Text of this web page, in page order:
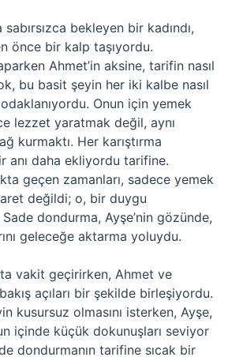
bekleyen bir kadındı,
önce bir kalp taşıyordu.
Ahmet’in aksine, tarifin nasıl
bu basit şeyin her iki kalbe nasıl
Onun için yemek
lezzet yaratmak değil, aynı
kurmaktı. Her karıştırma
anı daha ekliyordu tarifine.
geçen zamanları, sadece yemek
değildi; o, bir duygu
dondurma, Ayşe’nin gözünde,
geleceğe aktarma yoluydu.
vakit geçirirken, Ahmet ve
açıları bir şekilde birleşiyordu.
kusursuz olmasını isterken, Ayşe,
içinde küçük dokunuşları seviyor
dondurmanın tarifine sıcak bir